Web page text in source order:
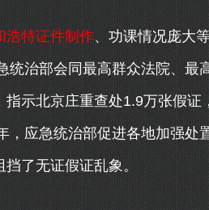
浩特证件制作、功课情况庞大
统治部会同最高群众法院、最
示北京庄重查处1.9万张假
，应急统治部促进各地加强处
了无证假证乱象。